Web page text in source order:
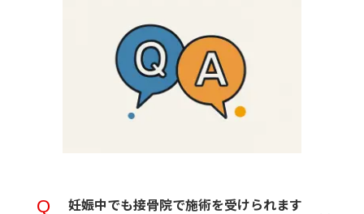
妊娠中でも接骨院で施術を受けられます